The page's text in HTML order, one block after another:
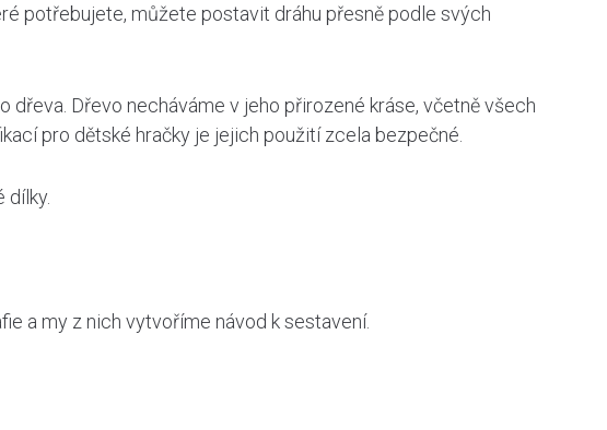
potřebujete, můžete postavit dráhu přesně podle svých
Dřevo necháváme v jeho přirozené kráse, včetně všech
pro dětské hračky je jejich použití zcela bezpečné.
dílky.
a my z nich vytvoříme návod k sestavení.